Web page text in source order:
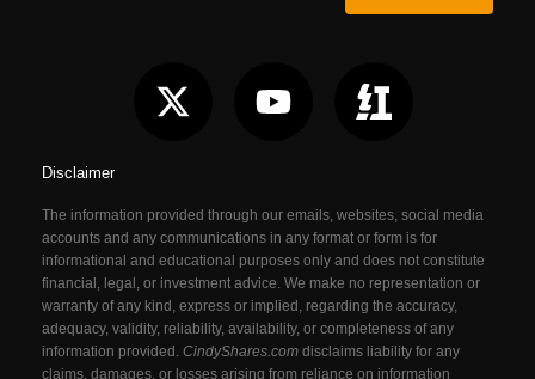
Disclaimer
The information provided through our emails, websites, social media
accounts and any communications in any format or form is for
informational and educational purposes only and does not constitute
financial, legal, or investment advice. We make no representation or
warranty of any kind, express or implied, regarding the accuracy,
adequacy, validity, reliability, availability, or completeness of any
information provided. CindyShares.com disclaims liability for any
claims, damages, or losses arising from reliance on information